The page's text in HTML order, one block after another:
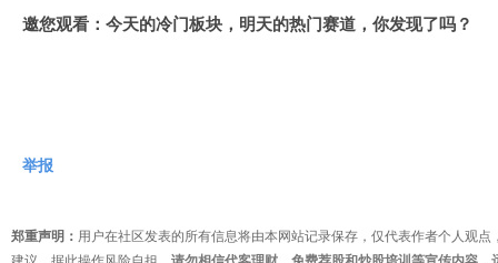
邀您观看：今天的冷门板块，明天的热门赛道，你发现了吗？
举报
郑重声明： 用户在社区发表的所有信息将由本网站记录保存，仅代表作者个人观